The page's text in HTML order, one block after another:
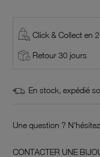
Click & Collect en
Retour 30 jours
En stock, expédié
Une question ?
CONTACTER UNE